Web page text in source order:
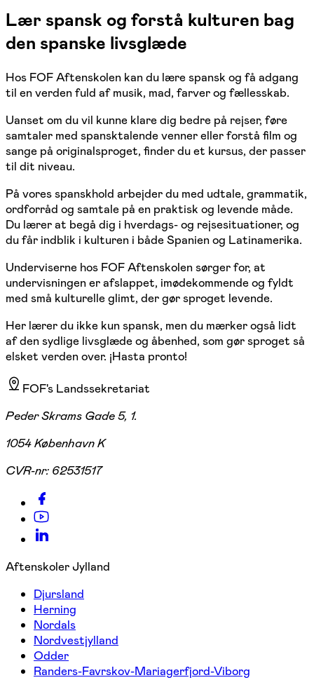
Lær spansk og forstå kulturen bag
den spanske livsglæde
Hos FOF Aftenskolen kan du lære spansk og få adgang
til en verden fuld af musik, mad, farver og fællesskab.
Uanset om du vil kunne klare dig bedre på rejser, føre
samtaler med spansktalende venner eller forstå film og
sange på originalsproget, finder du et kursus, der passer
til dit niveau.
På vores spanskhold arbejder du med udtale, grammatik,
ordforråd og samtale på en praktisk og levende måde.
Du lærer at begå dig i hverdags- og rejsesituationer, og
du får indblik i kulturen i både Spanien og Latinamerika.
Underviserne hos FOF Aftenskolen sørger for, at
undervisningen er afslappet, imødekommende og fyldt
med små kulturelle glimt, der gør sproget levende.
Her lærer du ikke kun spansk, men du mærker også lidt
af den sydlige livsglæde og åbenhed, som gør sproget så
elsket verden over. ¡Hasta pronto!
FOF's Landssekretariat
Peder Skrams Gade 5, 1.
1054 København K
CVR-nr: 62531517
Aftenskoler Jylland
Djursland
Herning
Nordals
Nordvestjylland
Odder
Randers-Favrskov-Mariagerfjord-Viborg